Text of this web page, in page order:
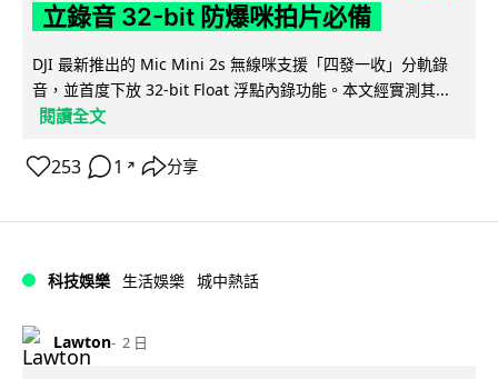
立錄音 32-bit 防爆咪拍片必備
DJI 最新推出的 Mic Mini 2s 無線咪支援「四發一收」分軌錄
音，並首度下放 32-bit Float 浮點內錄功能。本文經實測其...
閱讀全文
253 1 ↗ 分享
科技娛樂 生活娛樂 城中熱話
Lawton 2 日